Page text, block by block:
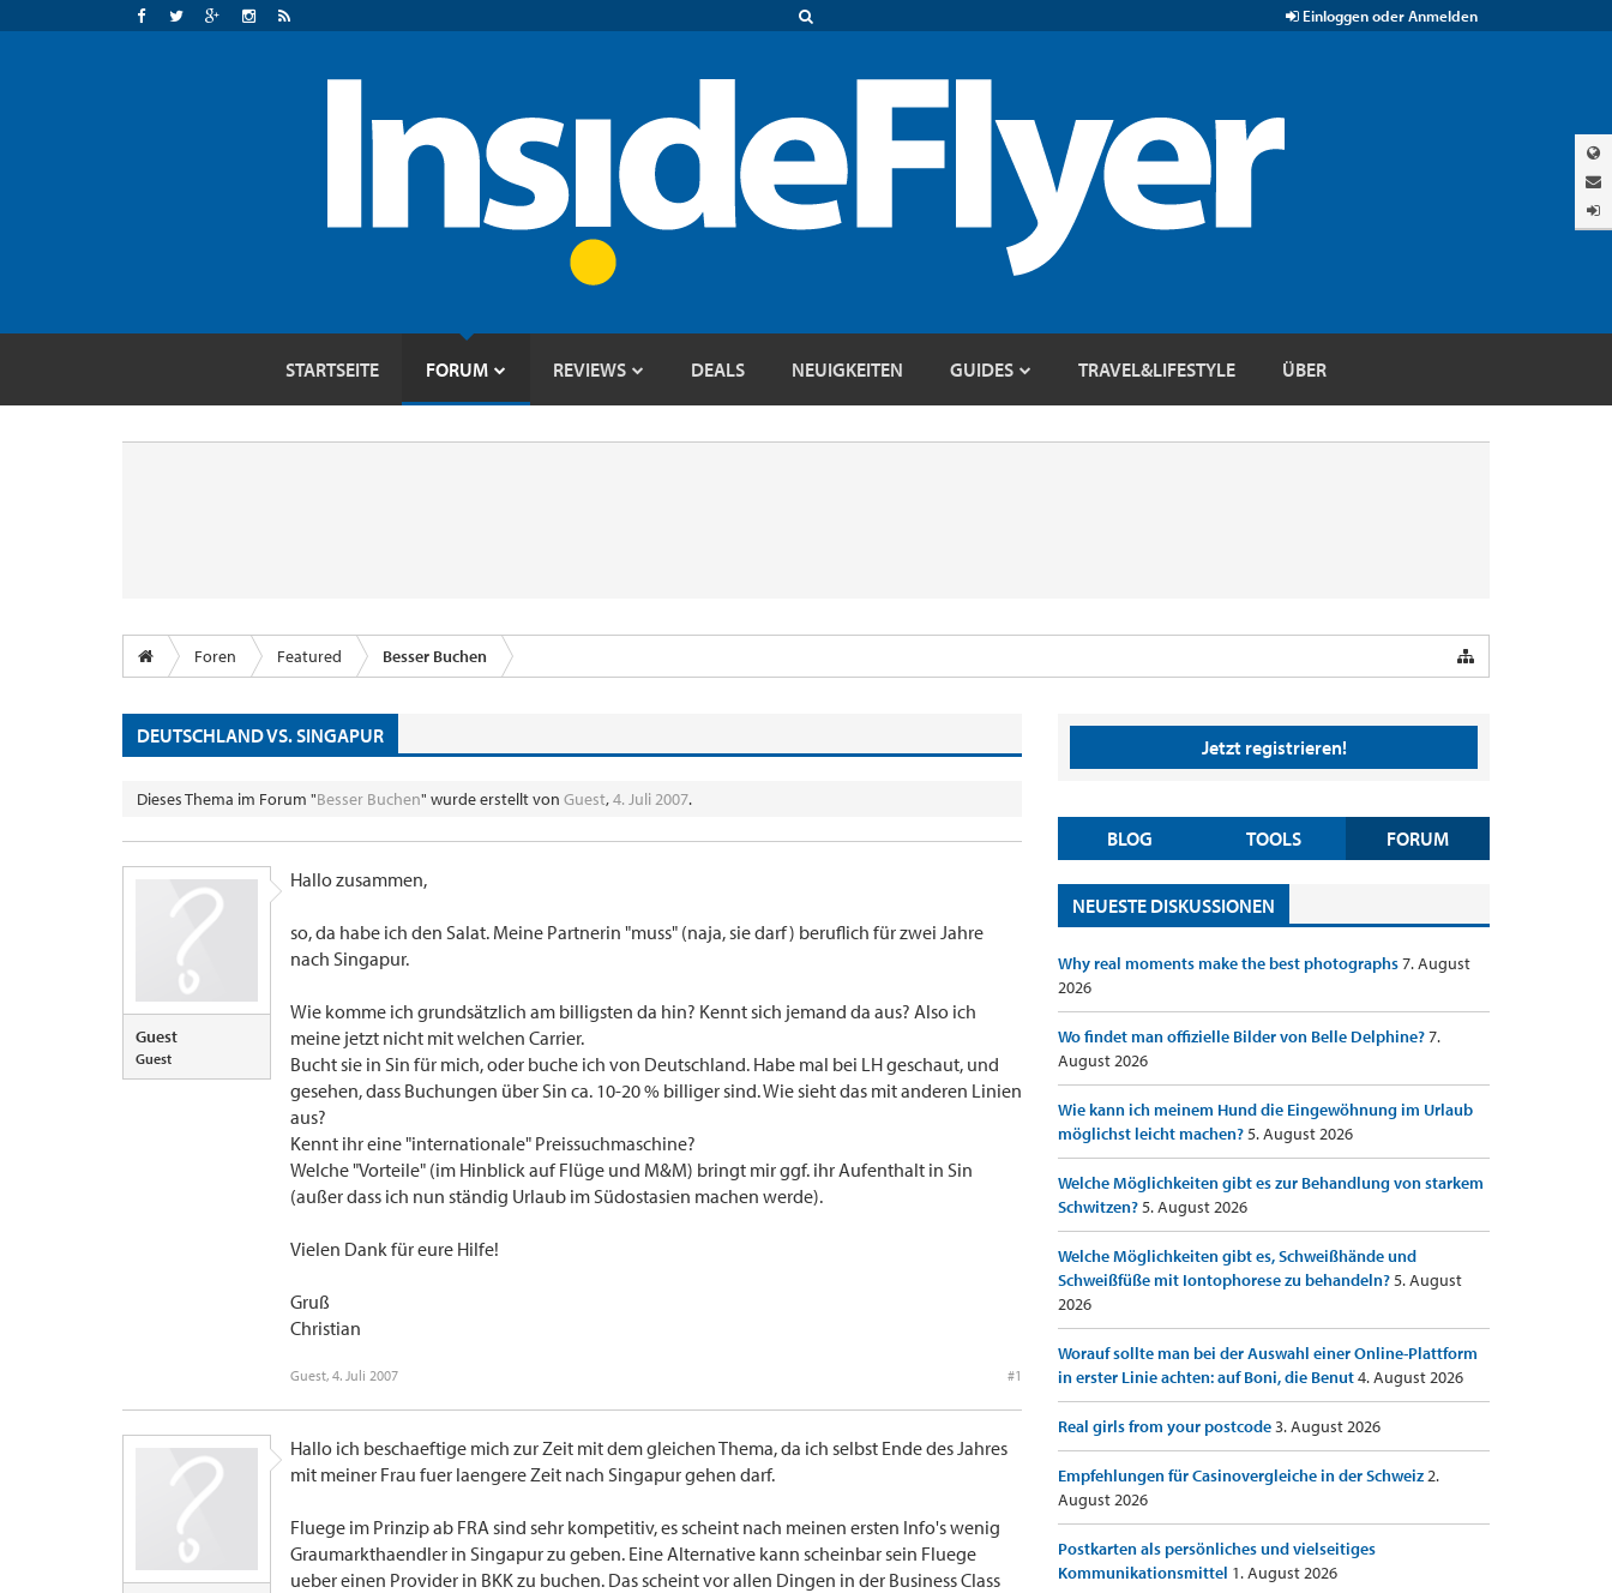
Einloggen oder Anmelden
STARTSEITE FORUM REVIEWS DEALS NEUIGKEITEN GUIDES TRAVEL&LIFESTYLE ÜBER
Foren Featured Besser Buchen
DEUTSCHLAND VS. SINGAPUR
Dieses Thema im Forum "Besser Buchen" wurde erstellt von Guest,4. Juli 2007.
Guest
Guest
Hallo zusammen,
so, da habe ich den Salat. Meine Partnerin "muss" (naja, sie darf) beruflich für zwei Jahre
nach Singapur.
Wie komme ich grundsätzlich am billigsten da hin? Kennt sich jemand da aus? Also ich
meine jetzt nicht mit welchen Carrier.
Bucht sie in Sin für mich, oder buche ich von Deutschland. Habe mal bei LH geschaut, und
gesehen, dass Buchungen über Sin ca. 10-20 % billiger sind. Wie sieht das mit anderen Linien
aus?
Kennt ihr eine "internationale" Preissuchmaschine?
Welche "Vorteile" (im Hinblick auf Flüge und M&M) bringt mir ggf. ihr Aufenthalt in Sin
(außer dass ich nun ständig Urlaub im Südostasien machen werde).
Vielen Dank für eure Hilfe!
Gruß
Christian
Guest, 4. Juli 2007 #1
Hallo ich beschaeftige mich zur Zeit mit dem gleichen Thema, da ich selbst Ende des Jahres
mit meiner Frau fuer laengere Zeit nach Singapur gehen darf.
Fluege im Prinzip ab FRA sind sehr kompetitiv, es scheint nach meinen ersten Info's wenig
Graumarkthaendler in Singapur zu geben. Eine Alternative kann scheinbar sein Fluege
ueber einen Provider in BKK zu buchen. Das scheint vor allen Dingen in der Business Class
Jetzt registrieren!
BLOG TOOLS FORUM
NEUESTE DISKUSSIONEN
Why real moments make the best photographs7. August
2026
Wo findet man offizielle Bilder von Belle Delphine?7.
August 2026
Wie kann ich meinem Hund die Eingewöhnung im Urlaub
möglichst leicht machen?5. August 2026
Welche Möglichkeiten gibt es zur Behandlung von starkem
Schwitzen?5. August 2026
Welche Möglichkeiten gibt es, Schweißhände und
Schweißfüße mit Iontophorese zu behandeln?5. August
2026
Worauf sollte man bei der Auswahl einer Online-Plattform
in erster Linie achten: auf Boni, die Benut4. August 2026
Real girls from your postcode3. August 2026
Empfehlungen für Casinovergleiche in der Schweiz2.
August 2026
Postkarten als persönliches und vielseitiges
Kommunikationsmittel 1. August 2026